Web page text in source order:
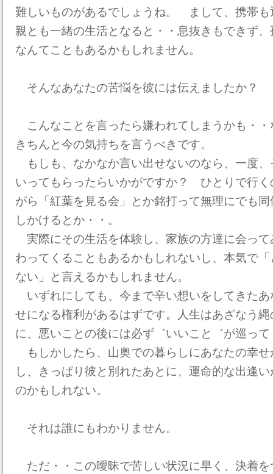
難しいものがあるでしょうね。 まして、携帯も
親とも一緒の生活となると・・息抜きもできず
なんてこともあるかもしれません。
そんなあなたの苦悩を彼には伝えましたか？
こんなことを言ったら嫌われてしまうかも・
きちんと今の気持ちを言うべきです。
もしも、なかなか言い出せないのなら、一度
いってもらったらいかがですか？ ひとりで行く
がら「紅葉を見る会」とか銘打って無理にでも
しかけるとか・・。
実際にその生活を体験し、家族の方達に会っ
わってくることもあるかもしれないし、本気で
ない」と言えるかもしれません。
いずれにしても、今まで辛い想いをしてきた
せになる権利があるはずです。人生はあざなう
に、悪いことの後には必ず゛いいこと゛が巡っ
もしかしたら、山奥での暮らしにあなたの幸
し、きっぱり彼と別れたあとに、運命的な出逢
のかもしれない。
それは誰にもわかりません。
ただ・・この曖昧で苦しい状況に早く、決着